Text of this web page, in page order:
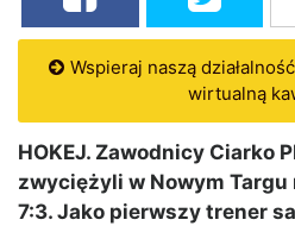
Wspieraj naszą
wirtualną
HOKEJ. Zawodnicy Ciarko
zwyciężyli w Nowym Targu
7:3. Jako pierwszy trener